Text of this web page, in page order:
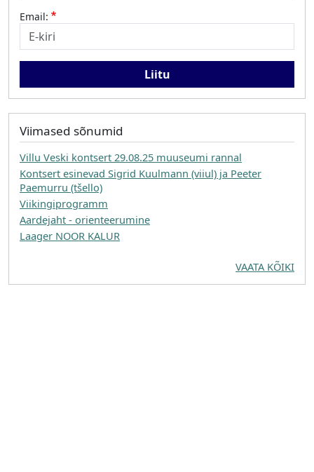
Email:
Viimased sõnumid
Villu Veski kontsert 29.08.25 muuseumi rannal
Kontsert esinevad Sigrid Kuulmann (viiul) ja Peeter
Paemurru (tšello)
Viikingiprogramm
Aardejaht - orienteerumine
Laager NOOR KALUR
VAATA KÕIKI